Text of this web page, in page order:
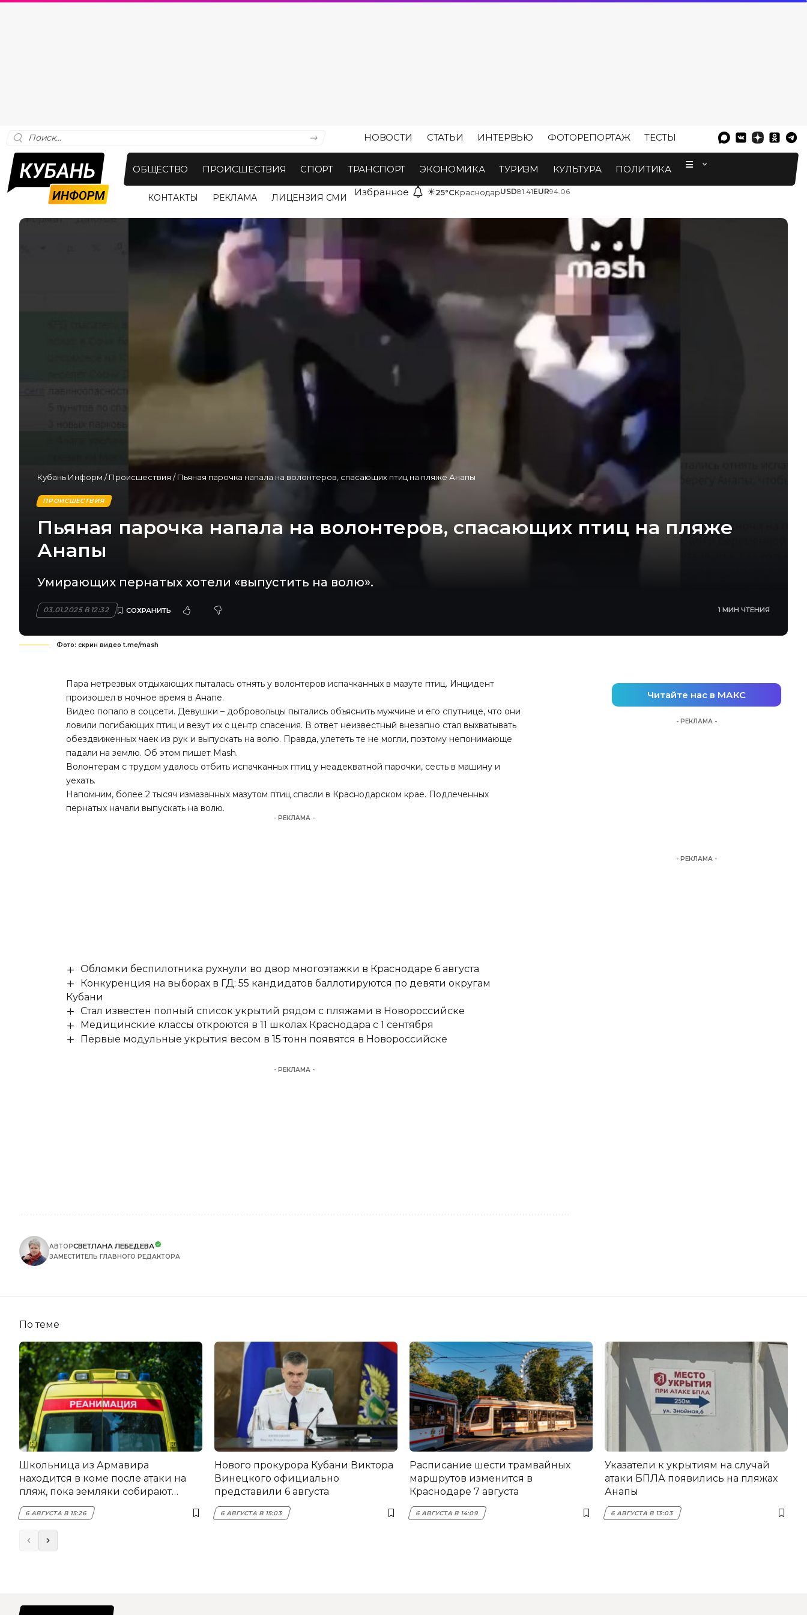
НОВОСТИ СТАТЬИ ИНТЕРВЬЮ ФОТОРЕПОРТАЖ ТЕСТЫ
ОБЩЕСТВО ПРОИСШЕСТВИЯ СПОРТ ТРАНСПОРТ ЭКОНОМИКА ТУРИЗМ КУЛЬТУРА ПОЛИТИКА
КОНТАКТЫ РЕКЛАМА ЛИЦЕНЗИЯ СМИ Избранное ☀25°CКраснодарUSD81.41EUR94.06
Кубань Информ /Происшествия /Пьяная парочка напала на волонтеров, спасающих птиц на пляже Анапы
ПРОИСШЕСТВИЯ
Пьяная парочка напала на волонтеров, спасающих птиц на пляже
Анапы
Умирающих пернатых хотели «выпустить на волю».
03.01.2025 В 12:32 1 МИН ЧТЕНИЯ
Фото: скрин видео t.me/mash
Пара нетрезвых отдыхающих пыталась отнять у волонтеров испачканных в мазуте птиц. Инцидент
произошел в ночное время в Анапе.
Видео попало в соцсети. Девушки – добровольцы пытались объяснить мужчине и его спутнице, что они
ловили погибающих птиц и везут их с центр спасения. В ответ неизвестный внезапно стал выхватывать
обездвиженных чаек из рук и выпускать на волю. Правда, улететь те не могли, поэтому непонимающе
падали на землю. Об этом пишет Mash.
Волонтерам с трудом удалось отбить испачканных птиц у неадекватной парочки, сесть в машину и
уехать.
Напомним, более 2 тысяч измазанных мазутом птиц спасли в Краснодарском крае. Подлеченных
пернатых начали выпускать на волю.
- РЕКЛАМА -
Обломки беспилотника рухнули во двор многоэтажки в Краснодаре 6 августа
Конкуренция на выборах в ГД: 55 кандидатов баллотируются по девяти округам
Кубани
Стал известен полный список укрытий рядом с пляжами в Новороссийске
Медицинские классы откроются в 11 школах Краснодара с 1 сентября
Первые модульные укрытия весом в 15 тонн появятся в Новороссийске
- РЕКЛАМА -
АВТОРСВЕТЛАНА ЛЕБЕДЕВА
ЗАМЕСТИТЕЛЬ ГЛАВНОГО РЕДАКТОРА
Читайте нас в МАКС
- РЕКЛАМА -
- РЕКЛАМА -
По теме
Школьница из Армавира
находится в коме после атаки на
пляж, пока земляки собирают
помощь
6 АВГУСТА В 15:26
Нового прокурора Кубани Виктора
Винецкого официально
представили 6 августа
6 АВГУСТА В 15:03
Расписание шести трамвайных
маршрутов изменится в
Краснодаре 7 августа
6 АВГУСТА В 14:09
Указатели к укрытиям на случай
атаки БПЛА появились на пляжах
Анапы
6 АВГУСТА В 13:03